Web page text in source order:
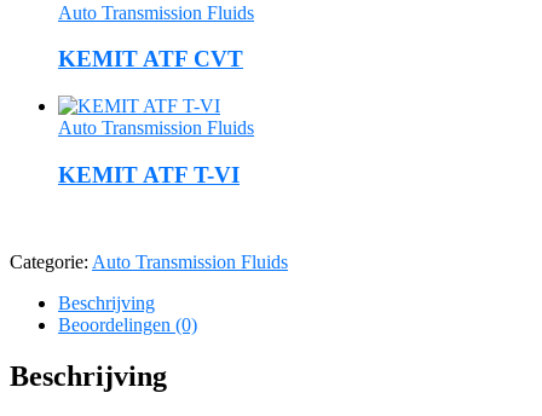
Auto Transmission Fluids
KEMIT ATF CVT
Auto Transmission Fluids
KEMIT ATF T-VI
Categorie: Auto Transmission Fluids
Beschrijving
Beoordelingen (0)
Beschrijving